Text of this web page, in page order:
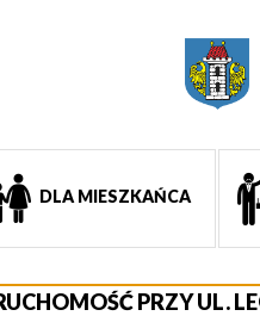
DLA MIESZKAŃCA
PRZY UL.